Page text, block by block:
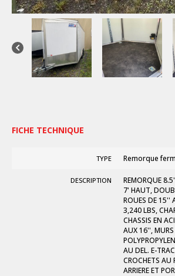
FICHE TECHNIQUE
TYPE Remorque
DESCRIPTION
REMORQUE
7' HAUT,
ROUES DE 15''
3,240 LBS,
CHASSIS EN
AUX 16'', MURS
AU DEL. E-
CROCHETS AU
ARRIERE ET